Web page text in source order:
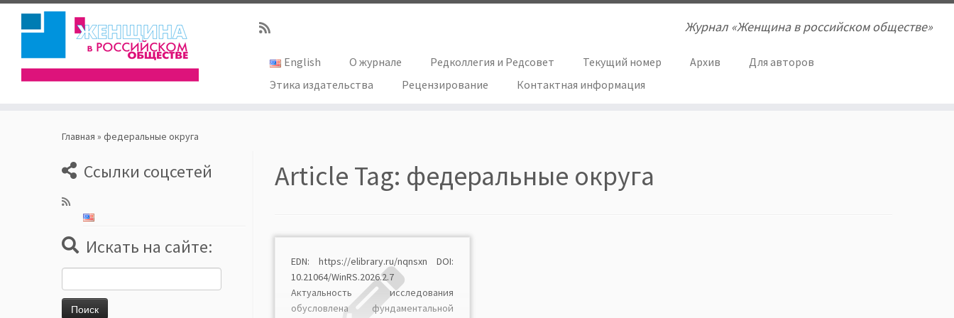
Журнал «Женщина в российском обществе»
English О журнале Редколлегия и Редсовет Текущий номер Архив
Для авторов
Этика издательства
Рецензирование Контактная информация
Главная » федеральные округа
Ссылки соцсетей
Искать на сайте:
Article Tag: федеральные округа
EDN: https://elibrary.ru/nqnsxn DOI:
10.21064/WinRS.2026.2.7
Актуальность исследования
обусловлена фундаментальной